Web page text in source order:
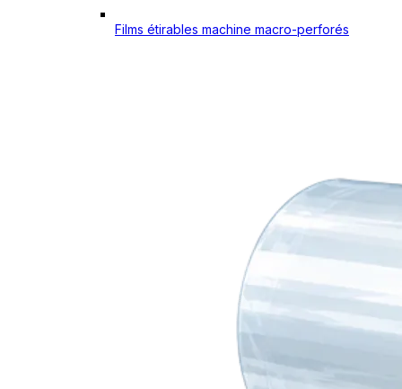
Films étirables machine macro-perforés